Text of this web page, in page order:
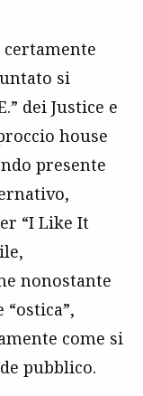
si
dei Justice e
house
presente
“I Like It
nonostante
come si
pubblico.